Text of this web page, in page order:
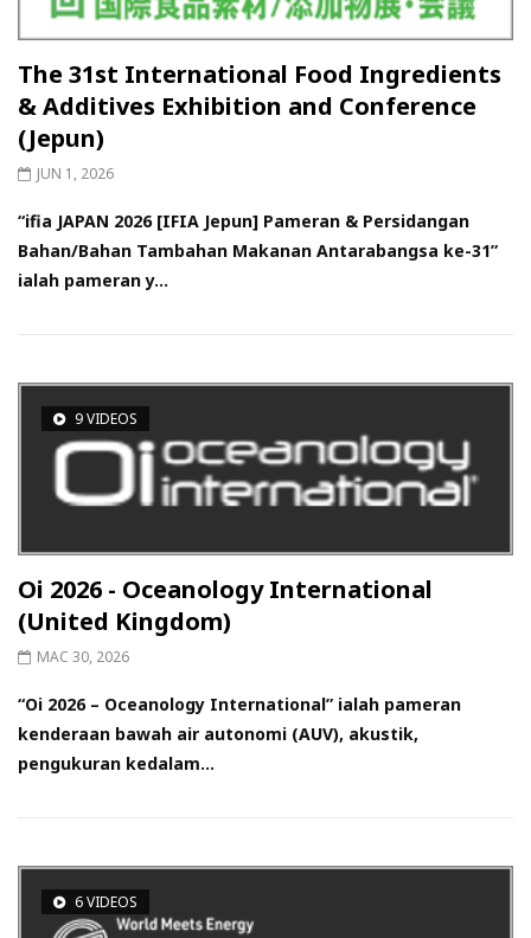
The 31st International Food Ingredients
& Additives Exhibition and Conference
(Jepun)
JUN 1, 2026
“ifia JAPAN 2026 [IFIA Jepun] Pameran & Persidangan
Bahan/Bahan Tambahan Makanan Antarabangsa ke-31”
ialah pameran y...
9 VIDEOS
Oi 2026 - Oceanology International
(United Kingdom)
MAC 30, 2026
“Oi 2026 – Oceanology International” ialah pameran
kenderaan bawah air autonomi (AUV), akustik,
pengukuran kedalam...
6 VIDEOS